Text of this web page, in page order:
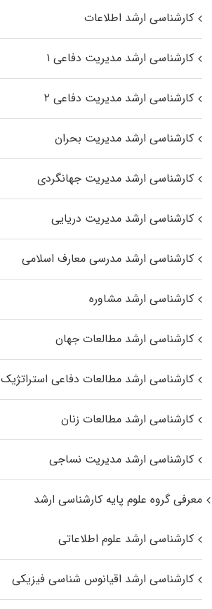
کارشناسی ارشد اطلاعات
کارشناسی ارشد مدیریت دفاعی ۱
کارشناسی ارشد مدیریت دفاعی ۲
کارشناسی ارشد مدیریت بحران
کارشناسی ارشد مدیریت جهانگردی
کارشناسی ارشد مدیریت دریایی
کارشناسی ارشد مدرسی معارف اسلامی
کارشناسی ارشد مشاوره
کارشناسی ارشد مطالعات جهان
کارشناسی ارشد مطالعات دفاعی استراتژیک
کارشناسی ارشد مطالعات زنان
کارشناسی ارشد مدیریت نساجی
معرفی گروه علوم پایه کارشناسی ارشد
کارشناسی ارشد علوم اطلاعاتی
کارشناسی ارشد اقیانوس‌ شناسی فیزیکی